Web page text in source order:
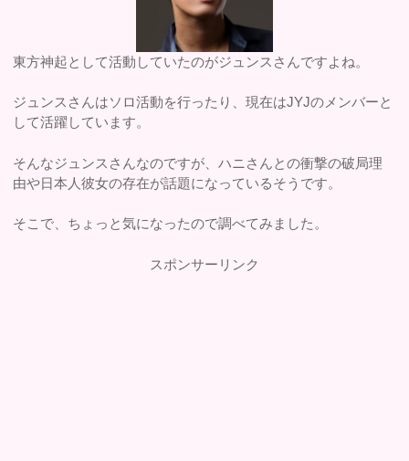
東方神起として活動していたのがジュンスさんですよね。
ジュンスさんはソロ活動を行ったり、現在はJYJのメンバーと
して活躍しています。
そんなジュンスさんなのですが、ハニさんとの衝撃の破局理
由や日本人彼女の存在が話題になっているそうです。
そこで、ちょっと気になったので調べてみました。
スポンサーリンク